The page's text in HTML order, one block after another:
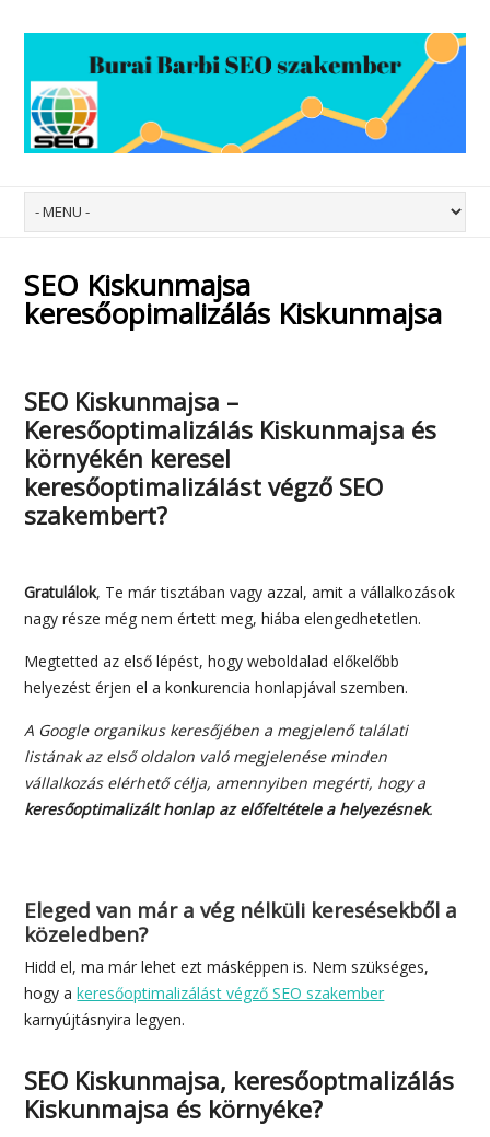
SEO Kiskunmajsa
keresőopimalizálás Kiskunmajsa
SEO Kiskunmajsa –
Keresőoptimalizálás Kiskunmajsa és
környékén keresel
keresőoptimalizálást végző SEO
szakembert?
Gratulálok, Te már tisztában vagy azzal, amit a vállalkozások
nagy része még nem értett meg, hiába elengedhetetlen.
Megtetted az első lépést, hogy weboldalad előkelőbb
helyezést érjen el a konkurencia honlapjával szemben.
A Google organikus keresőjében a megjelenő találati
listának az első oldalon való megjelenése minden
vállalkozás elérhető célja, amennyiben megérti, hogy a
keresőoptimalizált honlap az előfeltétele a helyezésnek.
Eleged van már a vég nélküli keresésekből a
közeledben?
Hidd el, ma már lehet ezt másképpen is. Nem szükséges,
hogy akeresőoptimalizálást végző SEO szakember
karnyújtásnyira legyen.
SEO Kiskunmajsa, keresőoptmalizálás
Kiskunmajsa és környéke?